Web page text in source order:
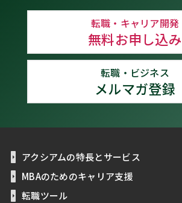
転職・キャリア開発
無料お申し込み
転職・ビジネス
メルマガ登録
アクシアムの特長とサービス
MBAのためのキャリア支援
転職ツール